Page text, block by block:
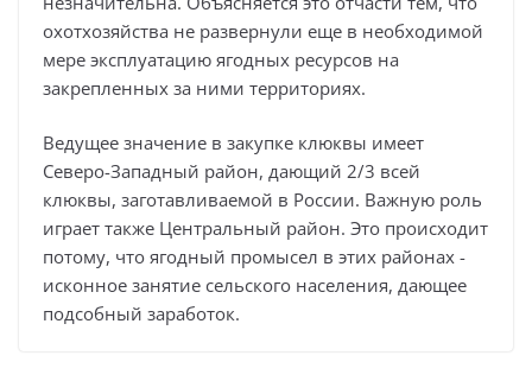
охотхозяйства не развернули еще в необходимой
мере эксплуатацию ягодных ресурсов на
закрепленных за ними территориях.
Ведущее значение в закупке клюквы имеет
Северо-Западный район, дающий 2/3 всей
клюквы, заготавливаемой в России. Важную роль
играет также Центральный район. Это происходит
потому, что ягодный промысел в этих районах -
исконное занятие сельского населения, дающее
подсобный заработок.